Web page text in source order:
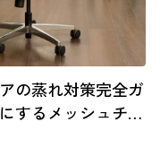
の蒸れ対策完全ガ
するメッシュチェ